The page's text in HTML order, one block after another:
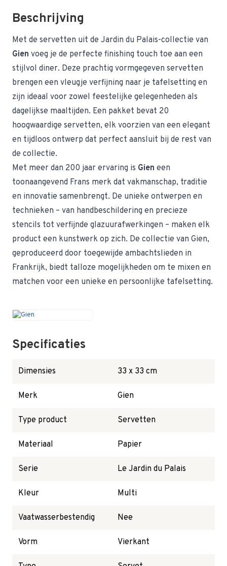
Beschrijving
Met de servetten uit de Jardin du Palais-collectie van
Gien voeg je de perfecte finishing touch toe aan een
stijlvol diner. Deze prachtig vormgegeven servetten
brengen een vleugje verfijning naar je tafelsetting en
zijn ideaal voor zowel feestelijke gelegenheden als
dagelijkse maaltijden. Een pakket bevat 20
hoogwaardige servetten, elk voorzien van een elegant
en tijdloos ontwerp dat perfect aansluit bij de rest van
de collectie.
Met meer dan 200 jaar ervaring is Gien een
toonaangevend Frans merk dat vakmanschap, traditie
en innovatie samenbrengt. De unieke ontwerpen en
technieken – van handbeschildering en precieze
stencils tot verfijnde glazuurafwerkingen – maken elk
product een kunstwerk op zich. De collectie van Gien,
geproduceerd door toegewijde ambachtslieden in
Frankrijk, biedt talloze mogelijkheden om te mixen en
matchen voor een unieke en persoonlijke tafelsetting.
Specificaties
Dimensies 33 x 33 cm
Merk Gien
Type product Servetten
Materiaal Papier
Serie Le Jardin du Palais
Kleur Multi
Vaatwasserbestendig Nee
Vorm Vierkant